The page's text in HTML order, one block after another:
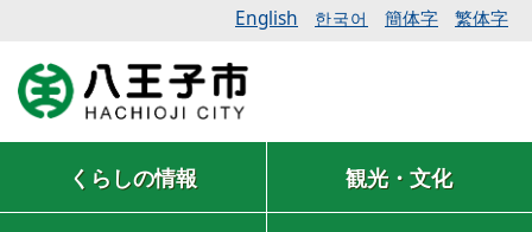
English 한국어 簡体字 繁体字
くらしの情報 観光・文化